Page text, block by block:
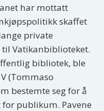
har mottatt
skaffet
private
Vatikanbiblioteket.
bibliotek, ble
(Tommaso
bestemte seg for å
publikum. Pavene